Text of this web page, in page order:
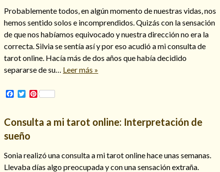
Mi rincón
Mis libros favoritos
Mi Blog
¿Qué es el tarot?
Probablemente todos, en algún momento de nuestras vidas, nos
hemos sentido solos e incomprendidos. Quizás con la sensación
de que nos habíamos equivocado y nuestra dirección no era la
correcta. Silvia se sentía así y por eso acudió a mi consulta de
tarot online. Hacía más de dos años que había decidido
separarse de su… Leer más »
Facebook
Twitter
Pinterest
Consulta a mi tarot online: Interpretación de
sueño
Sonia realizó una consulta a mi tarot online hace unas semanas.
Llevaba días algo preocupada y con una sensación extraña.